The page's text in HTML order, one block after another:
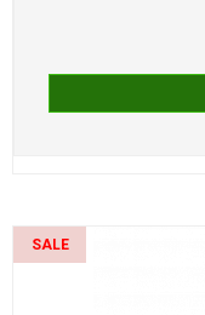
SALE